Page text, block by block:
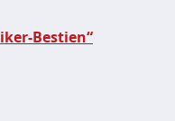
Bestien“